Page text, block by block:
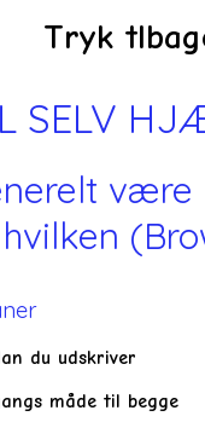
Tryk
SELV
du udskriver
måde til begge